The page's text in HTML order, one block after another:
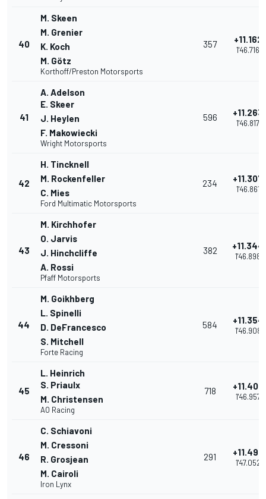
40
M. Skeen
M. Grenier
K. Koch
M. Götz
Korthoff/Preston Motorsports
357 +11.162
1'46.716
41
A. Adelson
E. Skeer
J. Heylen
F. Makowiecki
Wright Motorsports
596 +11.263
1'46.817
42
H. Tincknell
M. Rockenfeller
C. Mies
Ford Multimatic Motorsports
234 +11.307
1'46.861
43
M. Kirchhofer
O. Jarvis
J. Hinchcliffe
A. Rossi
Pfaff Motorsports
382 +11.344
1'46.898
44
M. Goikhberg
L. Spinelli
D. DeFrancesco
S. Mitchell
Forte Racing
584 +11.354
1'46.908
45
L. Heinrich
S. Priaulx
M. Christensen
AO Racing
718 +11.403
1'46.957
46
C. Schiavoni
M. Cressoni
R. Grosjean
M. Cairoli
Iron Lynx
291 +11.498
1'47.052